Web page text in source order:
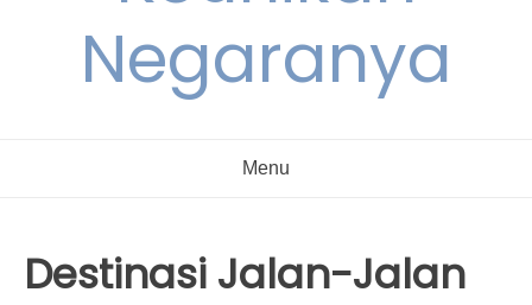
Negaranya
Menu
Destinasi Jalan-Jalan